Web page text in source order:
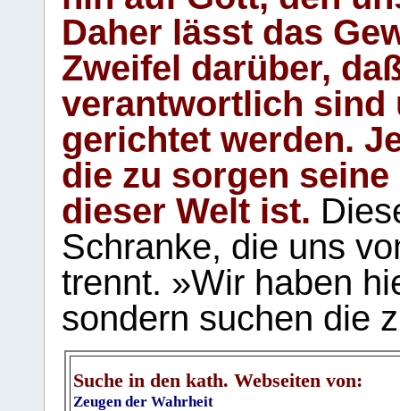
Daher lässt das
Zweifel darüber,
verantwortlich sind
gerichtet werden.
die zu sorgen
dieser Welt ist.
Schranke, die uns
trennt. »Wir haben
sondern suchen die
Suche in den kath. Webseiten von:
Zeugen der Wahrheit